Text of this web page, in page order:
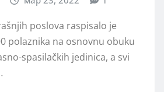
poslova raspisalo je
polaznika na osnovnu obuku
spasilačkih jedinica, a svi